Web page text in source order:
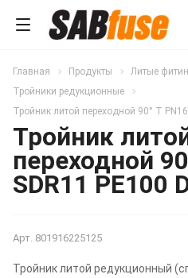
Главная Продукты
Литые
Тройники редукционные
Тройник литой переходной 90° T
Тройник
переходной
SDR11 PE100
Арт. 801916225125
Тройник литой редукционный